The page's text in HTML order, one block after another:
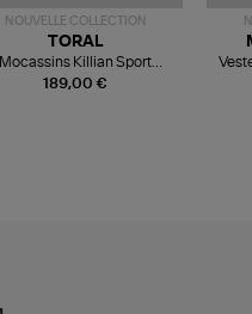
NOUVELLE COLLECTION
189,00 €
TORAL
Mocassins Killian Sport
Mousse